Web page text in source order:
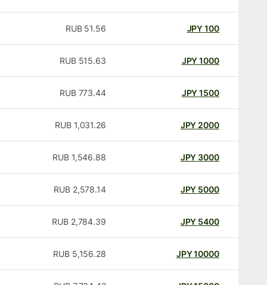
100
JPY
51.56
RUB
1000
JPY
515.63
RUB
1500
JPY
773.44
RUB
2000
JPY
1,031.26
RUB
3000
JPY
1,546.88
RUB
5000
JPY
2,578.14
RUB
5400
JPY
2,784.39
RUB
10000
JPY
5,156.28
RUB